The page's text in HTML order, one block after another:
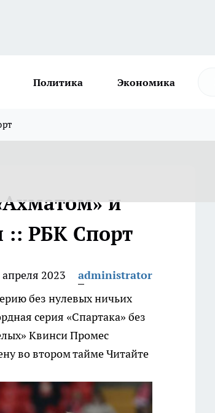
Политика Экономика
и
:: РБК Спорт
апреля 2023
administrator
без нулевых ничьих
серия «Спартака» без
Квинси Промес
во втором таймеЧитайте